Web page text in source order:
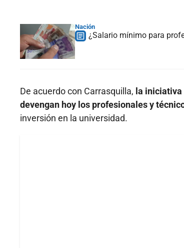
Nación
¿Salario mínimo para
De acuerdo con Carrasquilla, la
devengan hoy los profesionales y
inversión en la universidad.